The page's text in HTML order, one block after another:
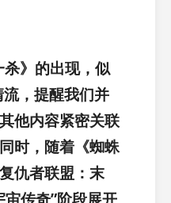
》的出现，似
，提醒我们并
他内容紧密关联
时，随着《蜘蛛
仇者联盟：末
宙传奇”阶段展开